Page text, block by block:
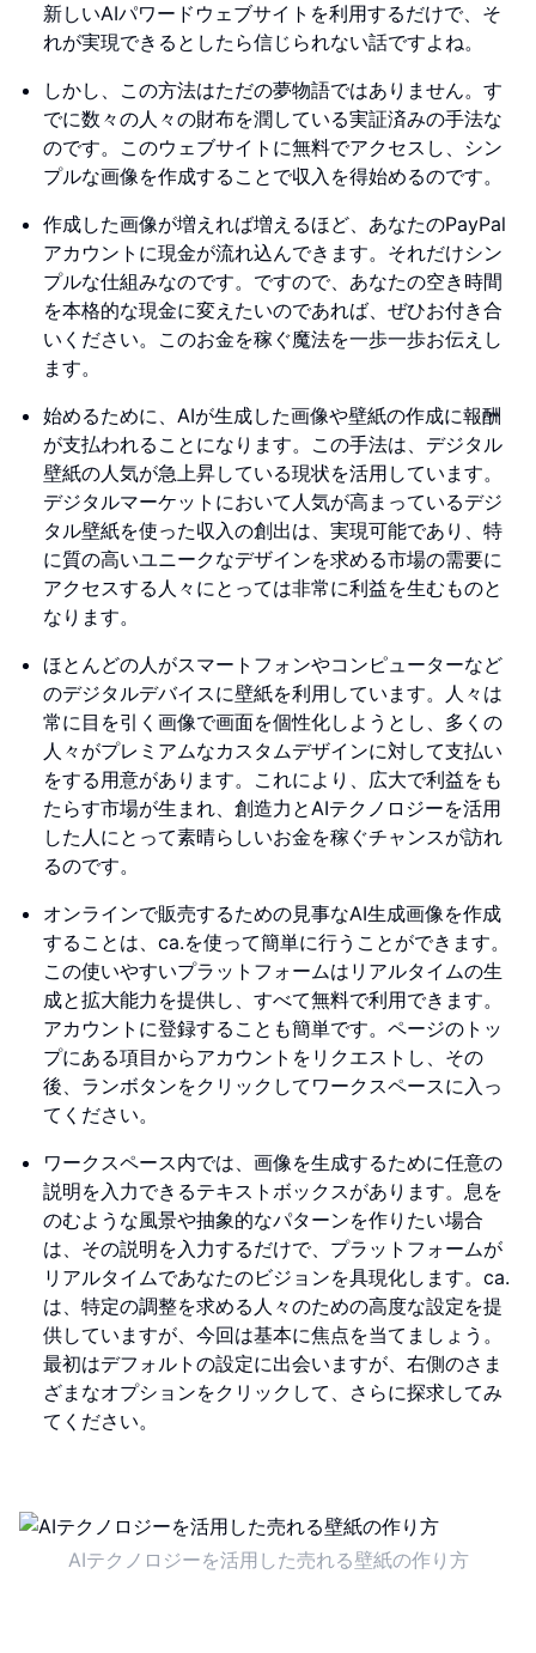
新しいAIパワードウェブサイトを利用するだけで、そ
れが実現できるとしたら信じられない話ですよね。
しかし、この方法はただの夢物語ではありません。す
でに数々の人々の財布を潤している実証済みの手法な
のです。このウェブサイトに無料でアクセスし、シン
プルな画像を作成することで収入を得始めるのです。
作成した画像が増えれば増えるほど、あなたのPayPal
アカウントに現金が流れ込んできます。それだけシン
プルな仕組みなのです。ですので、あなたの空き時間
を本格的な現金に変えたいのであれば、ぜひお付き合
いください。このお金を稼ぐ魔法を一歩一歩お伝えし
ます。
始めるために、AIが生成した画像や壁紙の作成に報酬
が支払われることになります。この手法は、デジタル
壁紙の人気が急上昇している現状を活用しています。
デジタルマーケットにおいて人気が高まっているデジ
タル壁紙を使った収入の創出は、実現可能であり、特
に質の高いユニークなデザインを求める市場の需要に
アクセスする人々にとっては非常に利益を生むものと
なります。
ほとんどの人がスマートフォンやコンピューターなど
のデジタルデバイスに壁紙を利用しています。人々は
常に目を引く画像で画面を個性化しようとし、多くの
人々がプレミアムなカスタムデザインに対して支払い
をする用意があります。これにより、広大で利益をも
たらす市場が生まれ、創造力とAIテクノロジーを活用
した人にとって素晴らしいお金を稼ぐチャンスが訪れ
るのです。
オンラインで販売するための見事なAI生成画像を作成
することは、ca.を使って簡単に行うことができます。
この使いやすいプラットフォームはリアルタイムの生
成と拡大能力を提供し、すべて無料で利用できます。
アカウントに登録することも簡単です。ページのトッ
プにある項目からアカウントをリクエストし、その
後、ランボタンをクリックしてワークスペースに入っ
てください。
ワークスペース内では、画像を生成するために任意の
説明を入力できるテキストボックスがあります。息を
のむような風景や抽象的なパターンを作りたい場合
は、その説明を入力するだけで、プラットフォームが
リアルタイムであなたのビジョンを具現化します。ca.
は、特定の調整を求める人々のための高度な設定を提
供していますが、今回は基本に焦点を当てましょう。
最初はデフォルトの設定に出会いますが、右側のさま
ざまなオプションをクリックして、さらに探求してみ
てください。
AIテクノロジーを活用した売れる壁紙の作り方